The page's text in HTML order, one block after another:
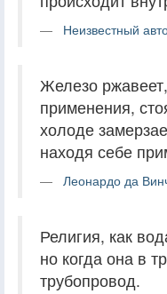
Неизвестный
Железо
применения,
холоде
находя себе
Леонардо да
Религия, как
но когда она в
трубопровод.